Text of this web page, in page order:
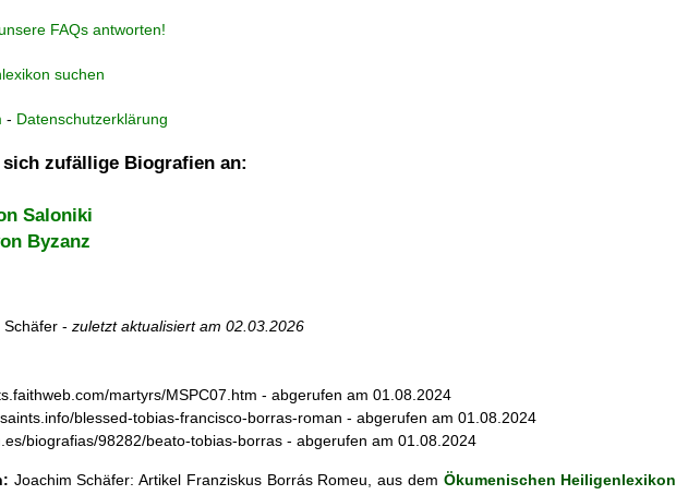
FAQs antworten!
suchen
- Datenschutzerklärung
sich zufällige Biografien an:
Saloniki
Byzanz
- zuletzt aktualisiert am 02.03.2026
martyrs/MSPC07.htm - abgerufen am 01.08.2024
blessed-tobias-francisco-borras-roman - abgerufen am 01.08.2024
biografias/98282/beato-tobias-borras - abgerufen am 01.08.2024
Joachim Schäfer: Artikel Franziskus Borrás Romeu, aus dem Ökumenischen Heiligenlexikon